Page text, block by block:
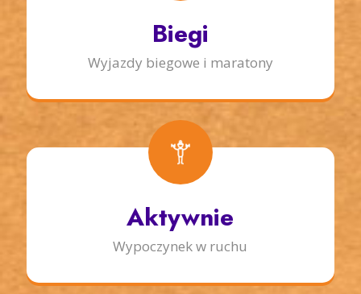
Biegi
Wyjazdy biegowe i maratony
Aktywnie
Wypoczynek w ruchu